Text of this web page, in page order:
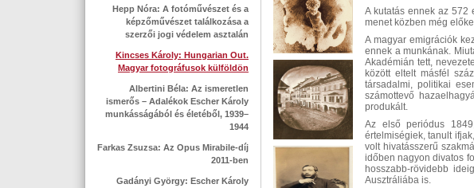
Hepp Nóra: A fotóművészet és a
képzőművészet találkozása a
szerzői jogi védelem asztalán
Kincses Károly: Hungarian Out.
Magyar fotográfusok külföldön
Albertini Béla: Az ismeretlen
ismerős – Adalékok Escher Károly
munkásságából és életéből, 1939–
1944
Farkas Zsuzsa: Az Opus Mirabile-díj
2011-ben
Gadányi György: Escher Károly
A kutatás ennek az 572
menet közben még
A magyar emigrációk
ennek a munkának.
Akadémián tett,
között eltelt másfél
társadalmi, politikai
számottevő
produkált.
Az első periódus
értelmiségiek, tanult
volt hivatásszerű
időben nagyon divatos
hosszabb-rövidebb
Ausztráliába is.